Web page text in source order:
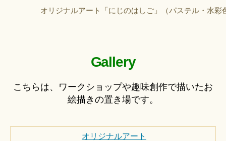
オリジナルアート「にじのはしご」（パステル・水彩
Gallery
こちらは、ワークショップや趣味創作で描いたお
絵描きの置き場です。
オリジナルアート